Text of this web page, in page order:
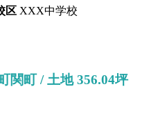
区 XXX中学校
関町 / 土地 356.04坪